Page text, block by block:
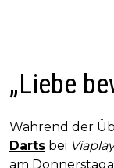
„Liebe
Während der
Darts bei
am